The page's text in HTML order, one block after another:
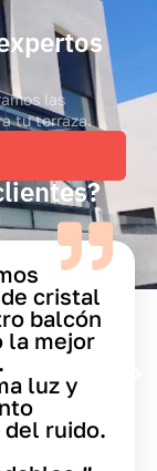
las
tu terraza.
se
de
fue